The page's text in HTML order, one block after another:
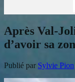
Après Val-
d’avoir sa
Publié par Sylvie Pion